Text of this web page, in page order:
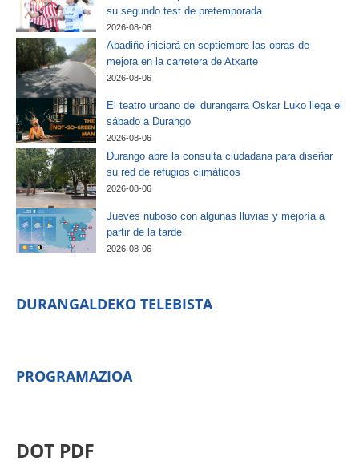
su segundo test de pretemporada
2026-08-06
Abadiño iniciará en septiembre las obras de
mejora en la carretera de Atxarte
2026-08-06
El teatro urbano del durangarra Oskar Luko llega el
sábado a Durango
2026-08-06
Durango abre la consulta ciudadana para diseñar
su red de refugios climáticos
2026-08-06
Jueves nuboso con algunas lluvias y mejoría a
partir de la tarde
2026-08-06
DURANGALDEKO TELEBISTA
PROGRAMAZIOA
DOT PDF